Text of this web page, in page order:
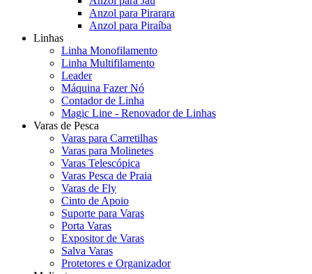
Anzol para Pirarara
Anzol para Piraíba
Linhas
Linha Monofilamento
Linha Multifilamento
Leader
Máquina Fazer Nó
Contador de Linha
Magic Line - Renovador de Linhas
Varas de Pesca
Varas para Carretilhas
Varas para Molinetes
Varas Telescópica
Varas Pesca de Praia
Varas de Fly
Cinto de Apoio
Suporte para Varas
Porta Varas
Expositor de Varas
Salva Varas
Protetores e Organizador